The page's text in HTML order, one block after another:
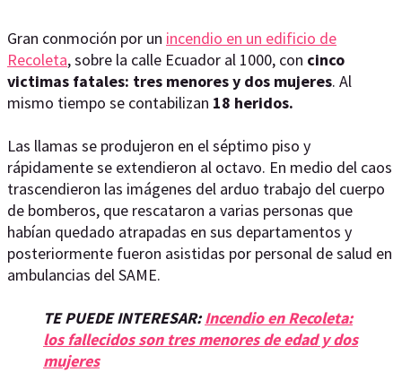
Gran conmoción por un incendio en un edificio de
Recoleta, sobre la calle Ecuador al 1000, con cinco
victimas fatales: tres menores y dos mujeres. Al
mismo tiempo se contabilizan 18 heridos.
Las llamas se produjeron en el séptimo piso y
rápidamente se extendieron al octavo. En medio del caos
trascendieron las imágenes del arduo trabajo del cuerpo
de bomberos, que rescataron a varias personas que
habían quedado atrapadas en sus departamentos y
posteriormente fueron asistidas por personal de salud en
ambulancias del SAME.
TE PUEDE INTERESAR:Incendio en Recoleta:
los fallecidos son tres menores de edad y dos
mujeres